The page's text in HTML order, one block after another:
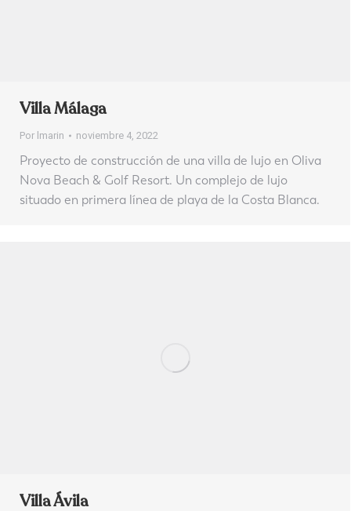
Villa Málaga
Por lmarin noviembre 4, 2022
Proyecto de construcción de una villa de lujo en Oliva
Nova Beach & Golf Resort. Un complejo de lujo
situado en primera línea de playa de la Costa Blanca.
Villa Ávila